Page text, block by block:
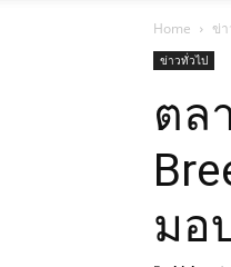
Home ข่
ข่าวทั่วไป
ตล
มอ